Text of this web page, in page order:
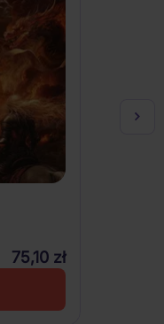
75,10 zł